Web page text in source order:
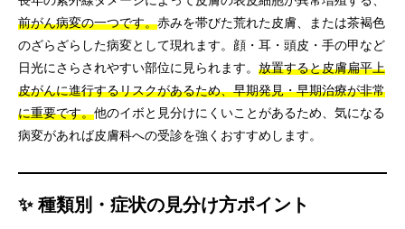
前がん病変の一つです。赤みを帯びた荒れた皮膚、または茶褐色
のざらざらした病変として現れます。顔・耳・頭皮・手の甲など
日光にさらされやすい部位に見られます。 放置すると皮膚扁平上
皮がんに進行するリスクがあるため、早期発見・早期治療が非常
に重要です。他のイボと見分けにくいことがあるため、気になる
病変があれば皮膚科への受診を強くおすすめします。
✨ 種類別・症状の見分け方ポイント